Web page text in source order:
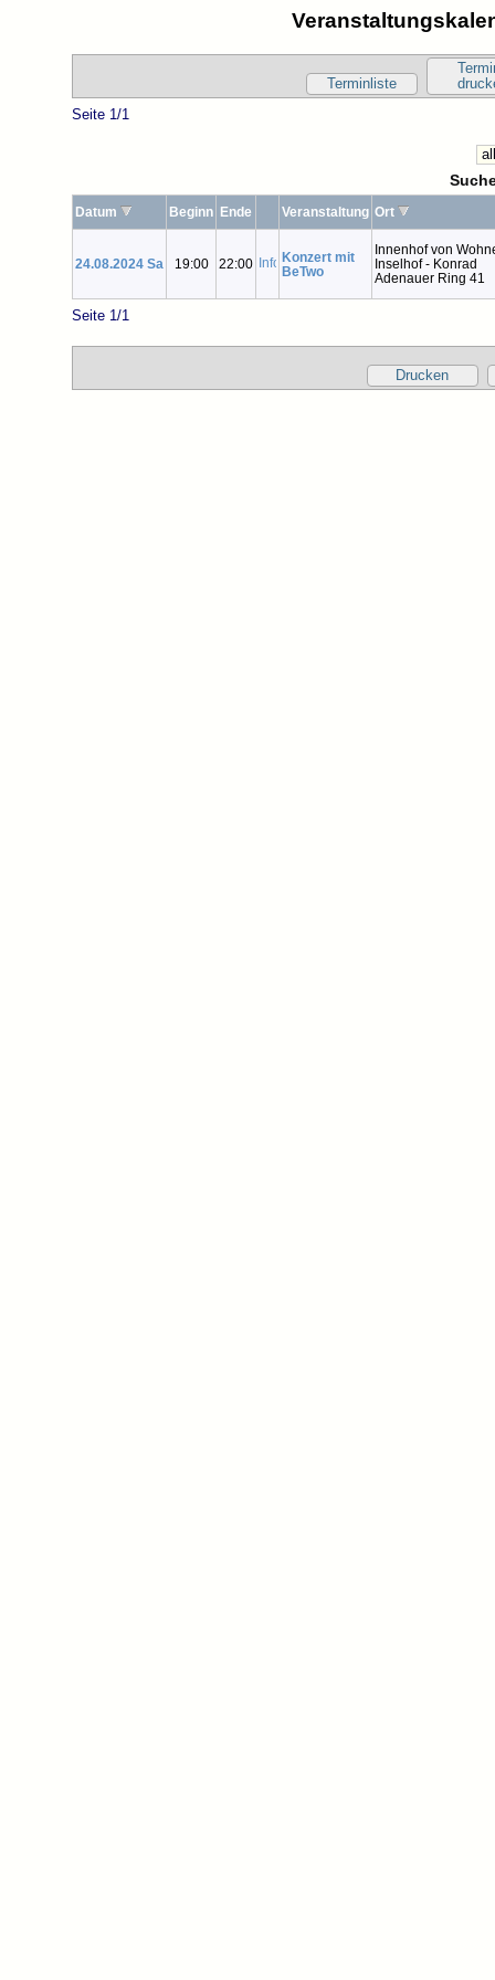
Terminliste
Seite 1/1
Datum Beginn Ende Veranstaltung Ort
24.08.2024 Sa 19:00 22:00
Konzert mit
BeTwo
Innenhof von
Inselhof - Konrad
Adenauer Ring 41
Seite 1/1
Drucken